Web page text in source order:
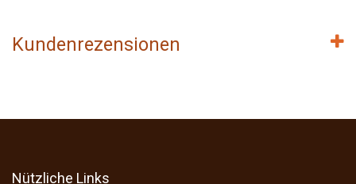
Kundenrezensionen
Nützliche Links